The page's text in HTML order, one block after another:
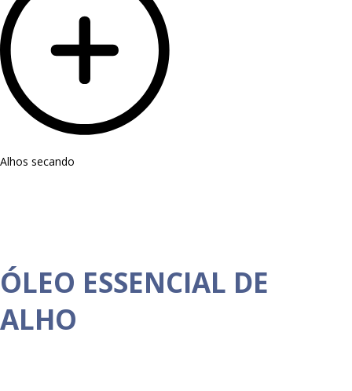
Alhos secando
ÓLEO ESSENCIAL DE
ALHO